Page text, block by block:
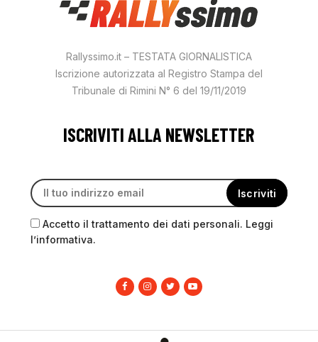
Rallyssimo.it – TESTATA GIORNALISTICA
Iscrizione autorizzata al Registro Stampa del
Tribunale di Rimini N° 6 del 19/11/2019
ISCRIVITI ALLA NEWSLETTER
Accetto il trattamento dei dati personali. Leggi
l’informativa.